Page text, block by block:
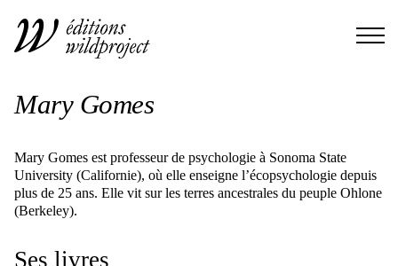
Mary Gomes
Mary Gomes est professeur de psychologie à Sonoma State
University (Californie), où elle enseigne l’écopsychologie depuis
plus de 25 ans. Elle vit sur les terres ancestrales du peuple Ohlone
(Berkeley).
Ses livres